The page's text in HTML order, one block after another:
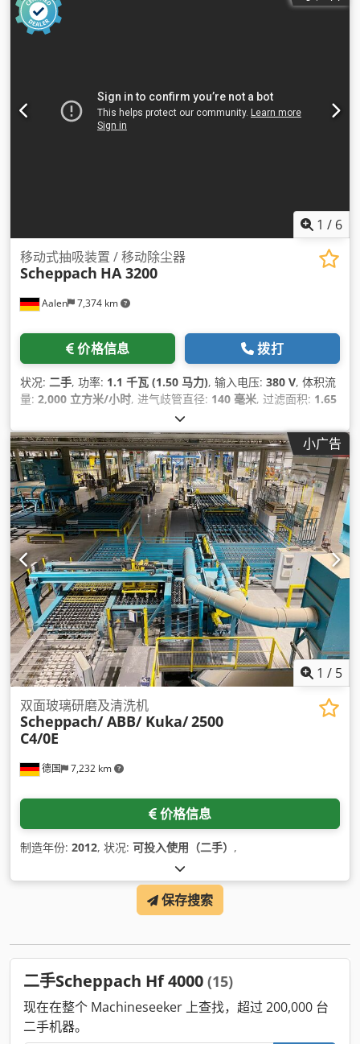
1 / 6
Aalen 7,374 km
移动式抽吸装置 / 移动除尘器
Scheppach HA 3200
价格信息 拨打
状况: 二手, 功率: 1.1 千瓦 (1.50 马力), 输入电压: 380 V, 体积流
量: 2,000 立方米/小时, 进气歧管直径: 140 毫米, 过滤面积: 1.65
, 总长度:
米, 总重量:50 千克, 抽取连接直径:140 毫米, 额定流量:2,000
立方米/小时, 负压:1,800 Pa, 额定功率:1.1 千瓦 (1.50 马力)
, 所
需高度: 1,900 毫米, 空间需求 长度:1,100 毫米, 所需宽度:650
毫米, 运输长度:1,100 毫米, 运输宽度:650 毫米, 运输高度:
1,900 毫米,
小广告
1 / 5
德国 7,232 km
双面玻璃研磨及清洗机
Scheppach/ ABB/ Kuka/2500
C4/0E
价格信息
制造年份: 2012, 状况: 可投入使用（二手） ,
保存搜索
二手Scheppach Hf 4000 (15)
现在在整个 Machineseeker 上查找，超过 200,000 台
二手机器。